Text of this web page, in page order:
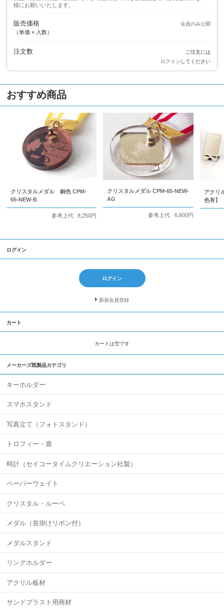
様にお願いいたします。
販売価格
（単価 × 入数）
会員のみ公開
注文数
ご注文には
ログイン してください
おすすめ商品
クリスタルメダル 銅色 CPM-
65-NEW-B
参考上代 8,250円
クリスタルメダル CPM-65-NEW-
AG
参考上代 6,600円
アクリ
色有】
ログイン
ログイン
新規会員登録
カート
カートは空です
メーカーズ既製品カテゴリ
キーホルダー
スマホスタンド
写真立て（フォトスタンド）
トロフィー・盾
時計（セイコータイムクリエーション社製）
ペーパーウェイト
クリスタル・ルーペ
メダル（首掛けリボン付）
メダルスタンド
リングホルダー
アクリル板材
サンドブラスト用商材